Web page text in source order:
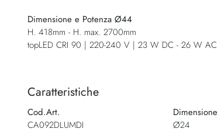
Dimensione e Potenza Ø44
H. 418mm - H. max. 2700mm
topLED CRI 90 | 220-240 V | 23 W DC - 26 W AC
Caratteristiche
Cod.Art.
CA092DLUMDI
Dimensione
Ø24